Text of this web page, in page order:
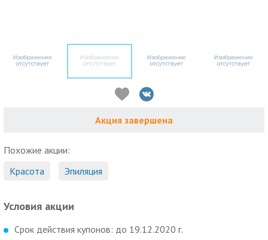
Акция завершена
Похожие акции:
Красота
Эпиляция
Условия акции
Срок действия купонов: до 19.12.2020 г.